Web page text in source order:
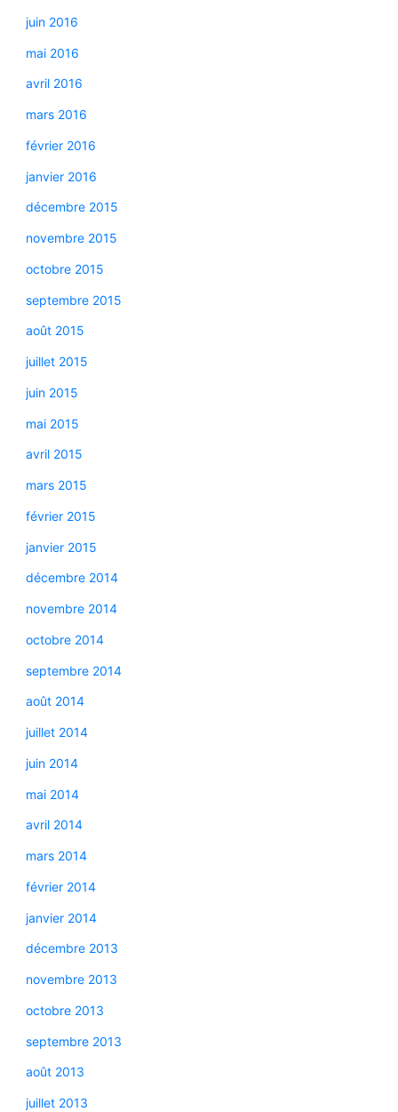
juin 2016
mai 2016
avril 2016
mars 2016
février 2016
janvier 2016
décembre 2015
novembre 2015
octobre 2015
septembre 2015
août 2015
juillet 2015
juin 2015
mai 2015
avril 2015
mars 2015
février 2015
janvier 2015
décembre 2014
novembre 2014
octobre 2014
septembre 2014
août 2014
juillet 2014
juin 2014
mai 2014
avril 2014
mars 2014
février 2014
janvier 2014
décembre 2013
novembre 2013
octobre 2013
septembre 2013
août 2013
juillet 2013